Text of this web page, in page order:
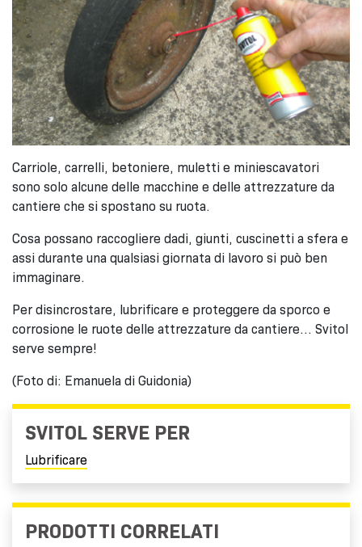
Carriole, carrelli, betoniere, muletti e miniescavatori
sono solo alcune delle macchine e delle attrezzature da
cantiere che si spostano su ruota.
Cosa possano raccogliere dadi, giunti, cuscinetti a sfera e
assi durante una qualsiasi giornata di lavoro si può ben
immaginare.
Per disincrostare, lubrificare e proteggere da sporco e
corrosione le ruote delle attrezzature da cantiere… Svitol
serve sempre!
(Foto di: Emanuela di Guidonia)
SVITOL SERVE PER
Lubrificare
PRODOTTI CORRELATI